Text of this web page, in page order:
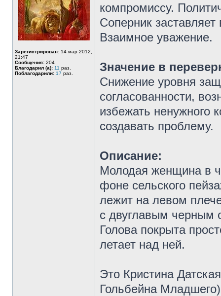
Зарегистрирован: 14 мар 2012,
21:47
Сообщения: 204
Благодарил (а): 11 раз.
Поблагодарили: 17 раз.
компромиссу.
Соперник
Взаимное уважение.
Значение в
Снижение уровня
согласованности,
избежать ненужного
создавать проблему.
Описание:
Молодая женщина в
фоне сельского
лежит на левом
с двуглавым черным
Голова покрыта
летает над ней.
Это Кристина
Гольбейна